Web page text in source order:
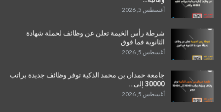
أغسطس 5, 2026
شرطة رأس الخيمة تعلن عن وظائف لحملة شهادة
الثانوية فما فوق
أغسطس 5, 2026
جامعة حمدان بن محمد الذكية توفر وظائف جديدة براتب
30000 إلى…
أغسطس 5, 2026